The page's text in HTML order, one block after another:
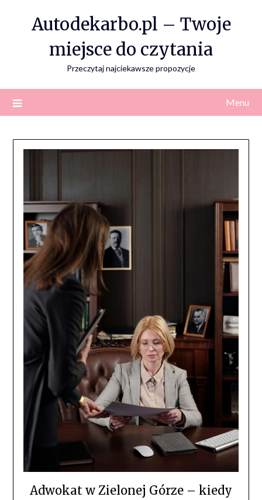
Autodekarbo.pl – Twoje
miejsce do czytania
Przeczytaj najciekawsze propozycje
Menu
Adwokat w Zielonej Górze – kiedy